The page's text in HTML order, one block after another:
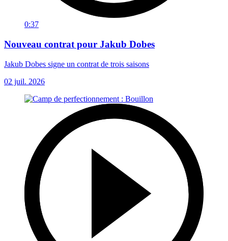
0:37
Nouveau contrat pour Jakub Dobes
Jakub Dobes signe un contrat de trois saisons
02 juil. 2026